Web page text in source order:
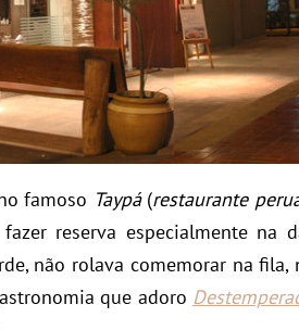
famoso Taypá(restaurante
reserva especialmente na
não rolava comemorar na fila,
que adoro